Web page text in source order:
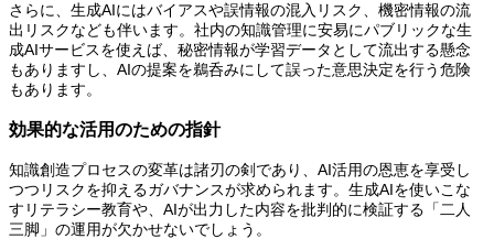
さらに、生成AIにはバイアスや誤情報の混入リスク、機密情報の流
出リスクなども伴います。社内の知識管理に安易にパブリックな生
成AIサービスを使えば、秘密情報が学習データとして流出する懸念
もありますし、AIの提案を鵜呑みにして誤った意思決定を行う危険
もあります。
効果的な活用のための指針
知識創造プロセスの変革は諸刃の剣であり、AI活用の恩恵を享受し
つつリスクを抑えるガバナンスが求められます。生成AIを使いこな
すリテラシー教育や、AIが出力した内容を批判的に検証する「二人
三脚」の運用が欠かせないでしょう。